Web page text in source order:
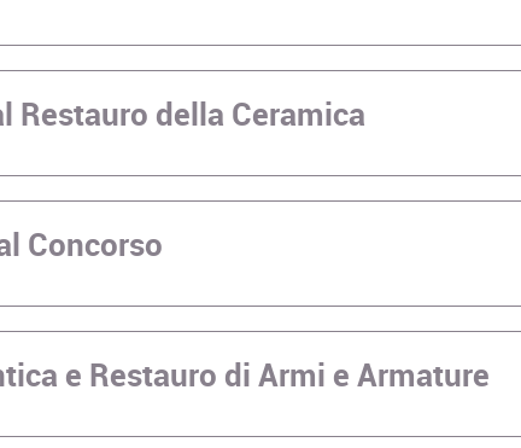
Restauro della Ceramica
Concorso
e Restauro di Armi e Armature